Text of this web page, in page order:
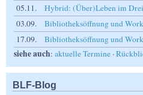
05.11.
Hybrid: (Über)Leben im
03.09.
Bibliotheksöffnung und
17.09.
Bibliotheksöffnung und
siehe auch: aktuelle Termine ·
BLF-Blog